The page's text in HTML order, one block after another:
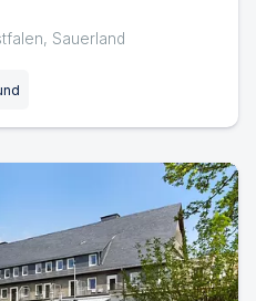
, Sauerland
Hotel mit Hund in